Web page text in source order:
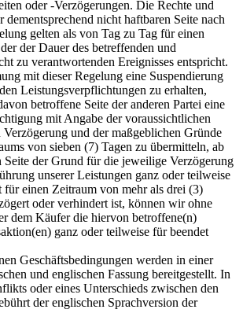
oder -Verzögerungen. Die Rechte und
nicht haftbaren Seite nach
gelten als von Tag zu Tag für einen
der Dauer des betreffenden und
zu verantwortenden Ereignisses entspricht.
mit dieser Regelung eine Suspendierung
Leistungsverpflichtungen zu erhalten,
betroffene Seite der anderen Partei eine
mit Angabe der voraussichtlichen
und der maßgeblichen Gründe
von sieben (7) Tagen zu übermitteln, ab
Seite der Grund für die jeweilige Verzögerung
unserer Leistungen ganz oder teilweise
für einen Zeitraum von mehr als drei (3)
oder verhindert ist, können wir ohne
dem Käufer die hiervon betroffene(n)
ganz oder teilweise für beendet
Geschäftsbedingungen werden in einer
und englischen Fassung bereitgestellt. In
oder eines Unterschieds zwischen den
der englischen Sprachversion der